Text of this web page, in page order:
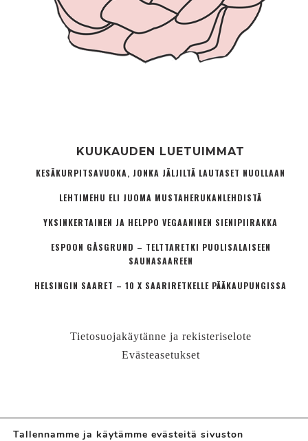
KUUKAUDEN LUETUIMMAT
KESÄKURPITSAVUOKA, JONKA JÄLJILTÄ LAUTASET NUOLLAAN
LEHTIMEHU ELI JUOMA MUSTAHERUKANLEHDISTÄ
YKSINKERTAINEN JA HELPPO VEGAANINEN SIENIPIIRAKKA
ESPOON GÅSGRUND – TELTTARETKI PUOLISALAISEEN
SAUNASAAREEN
HELSINGIN SAARET – 10 X SAARIRETKELLE PÄÄKAUPUNGISSA
Tietosuojakäytänne ja rekisteriselote
Evästeasetukset
Tallennamme ja käytämme evästeitä sivuston